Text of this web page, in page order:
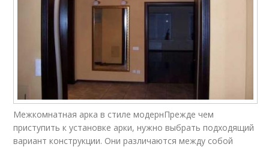
Межкомнатная арка в стиле модернПрежде чем
приступить к установке арки, нужно выбрать подходящий
вариант конструкции. Они различаются между собой